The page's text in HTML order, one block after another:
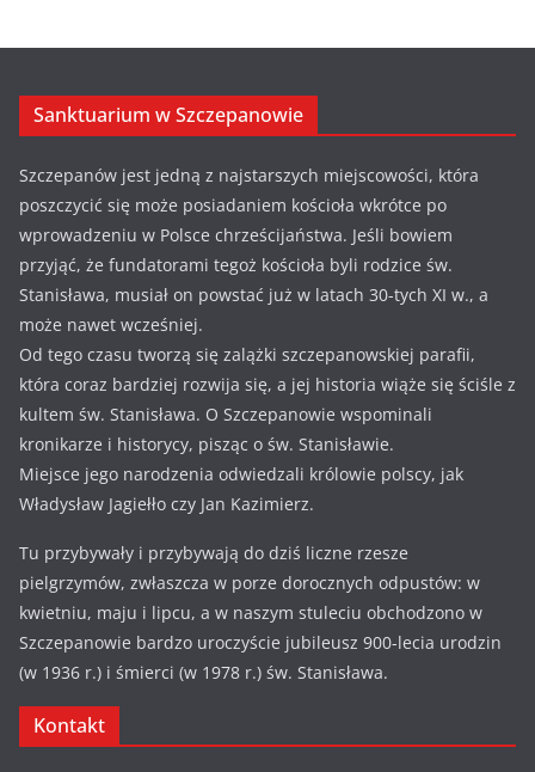
Sanktuarium w Szczepanowie
Szczepanów jest jedną z najstarszych miejscowości, która
poszczycić się może posiadaniem kościoła wkrótce po
wprowadzeniu w Polsce chrześcijaństwa. Jeśli bowiem
przyjąć, że fundatorami tegoż kościoła byli rodzice św.
Stanisława, musiał on powstać już w latach 30-tych XI w., a
może nawet wcześniej.
Od tego czasu tworzą się zalążki szczepanowskiej parafii,
która coraz bardziej rozwija się, a jej historia wiąże się ściśle z
kultem św. Stanisława. O Szczepanowie wspominali
kronikarze i historycy, pisząc o św. Stanisławie.
Miejsce jego narodzenia odwiedzali królowie polscy, jak
Władysław Jagiełło czy Jan Kazimierz.
Tu przybywały i przybywają do dziś liczne rzesze
pielgrzymów, zwłaszcza w porze dorocznych odpustów: w
kwietniu, maju i lipcu, a w naszym stuleciu obchodzono w
Szczepanowie bardzo uroczyście jubileusz 900-lecia urodzin
(w 1936 r.) i śmierci (w 1978 r.) św. Stanisława.
Kontakt